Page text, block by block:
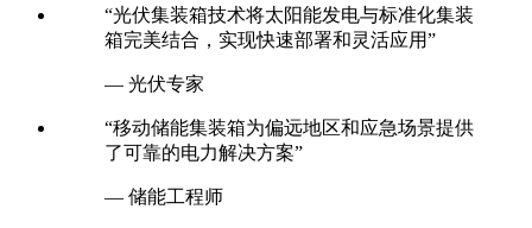
“光伏集装箱技术将太阳能发电与标准化集装
箱完美结合，实现快速部署和灵活应用”
— 光伏专家
“移动储能集装箱为偏远地区和应急场景提供
了可靠的电力解决方案”
— 储能工程师